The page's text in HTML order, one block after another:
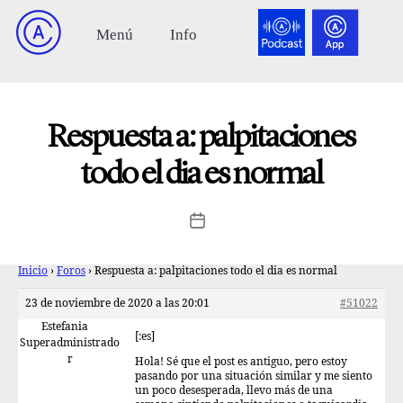
Respuesta a: palpitaciones
todo el dia es normal
Inicio › Foros › Respuesta a: palpitaciones todo el dia es normal
23 de noviembre de 2020 a las 20:01
#51022
Estefania
Superadministrado
r
[:es]
Hola! Sé que el post es antiguo, pero estoy
pasando por una situación similar y me siento
un poco desesperada, llevo más de una